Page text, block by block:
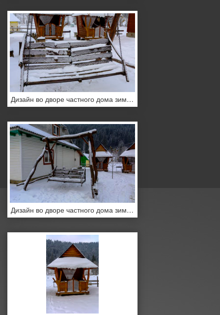
Дизайн во дворе частного дома зимой
Дизайн во дворе частного дома зимой